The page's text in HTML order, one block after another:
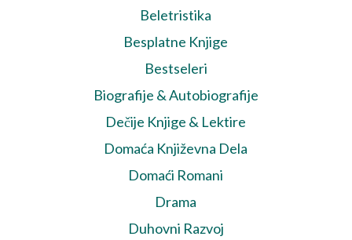
Beletristika
Besplatne Knjige
Bestseleri
Biografije & Autobiografije
Dečije Knjige & Lektire
Domaća Književna Dela
Domaći Romani
Drama
Duhovni Razvoj